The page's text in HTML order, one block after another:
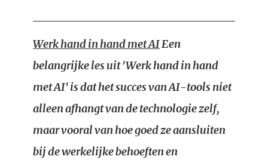
Werk hand in hand met AIEen
belangrijke les uit 'Werk hand in hand
met AI' is dat het succes van AI-tools niet
alleen afhangt van de technologie zelf,
maar vooral van hoe goed ze aansluiten
bij de werkelijke behoeften en